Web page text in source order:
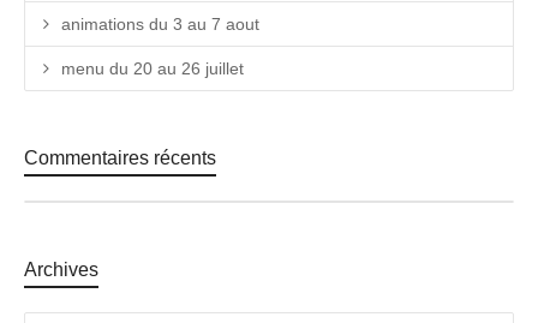
animations du 3 au 7 aout
menu du 20 au 26 juillet
Commentaires récents
Archives